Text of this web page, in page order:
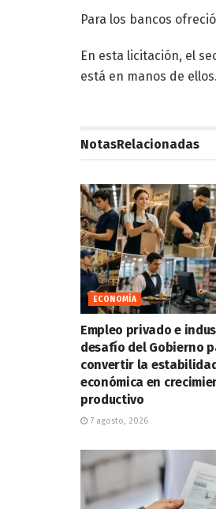
Para los bancos
En esta licitación, el
está en manos de
NotasRelacionadas
ECONOMÍA
Empleo privado e
desafío del Gobierno
convertir la estabilidad
económica en
productivo
7 agosto, 2026